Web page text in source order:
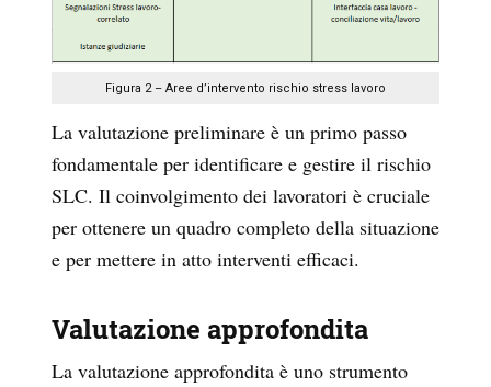
Figura 2 – Aree d’intervento rischio stress lavoro
La valutazione preliminare è un primo passo
fondamentale per identificare e gestire il rischio
SLC. Il coinvolgimento dei lavoratori è cruciale
per ottenere un quadro completo della situazione
e per mettere in atto interventi efficaci.
Valutazione approfondita
La valutazione approfondita è uno strumento